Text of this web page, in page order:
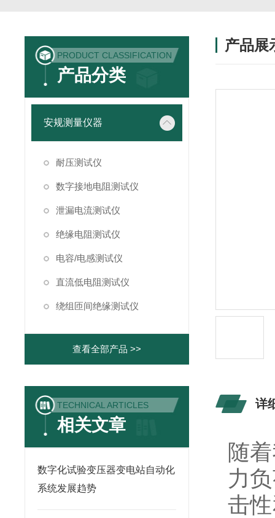
PRODUCT CLASSIFICATION
产品分类
安规测量仪器
耐压测试仪
数字接地电阻测试仪
泄漏电流测试仪
绝缘电阻测试仪
电容/电感测试仪
直流低电阻测试仪
绕组匝间绝缘测试仪
查看全部产品 >>
TECHNICAL ARTICLES
相关文章
数字化试验变压器变电站自动化
系统发展趋势
产品展
详
随
力
击